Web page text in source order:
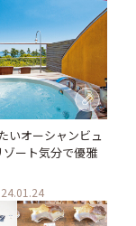
いオーシャンビュ
ート気分で優雅